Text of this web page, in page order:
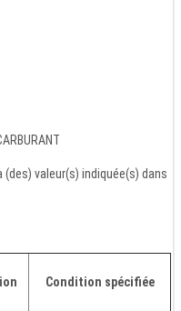
valeur(s) indiquée(s) dans
Condition spécifiée